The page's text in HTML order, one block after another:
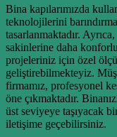
Bina kapılarımızda
teknolojilerini
tasarlanmaktadır.
sakinlerine daha
projeleriniz için özel
geliştirebilmekteyiz.
firmamız, profesyonel
öne çıkmaktadır.
üst seviyeye taşıyacak
iletişime geçebilirsiniz.